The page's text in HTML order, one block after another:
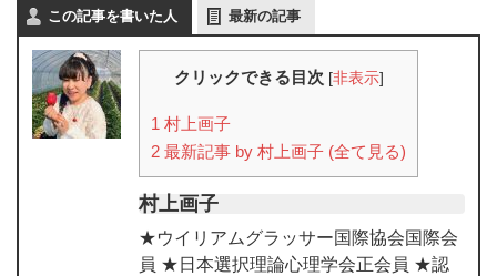
この記事を書いた人 最新の記事
クリックできる目次 [非表示]
1 村上画子
2 最新記事 by 村上画子 (全て見る)
村上画子
★ウイリアムグラッサー国際協会国際会
員 ★日本選択理論心理学会正会員 ★認